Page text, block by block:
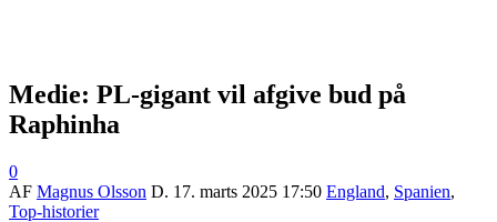
Medie: PL-gigant vil afgive bud på
Raphinha
0
AF Magnus Olsson D. 17. marts 2025 17:50 England, Spanien,
Top-historier